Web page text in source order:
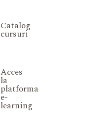
Catalog
cursuri
Acces
la
platforma
e-
learning